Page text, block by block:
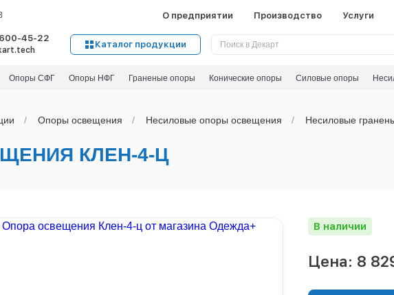
О предприятии Производство Услуги
45-22
Каталог продукции
Опоры СФГ Опоры НФГ Граненые опоры Конические опоры Силовые опоры
Oпоры oсвeщения Несиловые опоры освещения Несиловые
КЛЕН-4-Ц
В наличии
Цена: 8